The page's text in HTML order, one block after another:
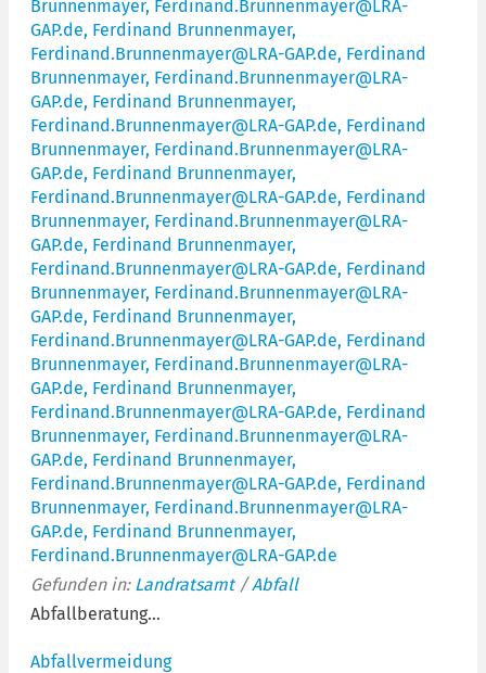
Brunnenmayer, Ferdinand.Brunnenmayer@LRA-
GAP.de, Ferdinand Brunnenmayer,
Ferdinand.Brunnenmayer@LRA-GAP.de, Ferdinand
Brunnenmayer, Ferdinand.Brunnenmayer@LRA-
GAP.de, Ferdinand Brunnenmayer,
Ferdinand.Brunnenmayer@LRA-GAP.de, Ferdinand
Brunnenmayer, Ferdinand.Brunnenmayer@LRA-
GAP.de, Ferdinand Brunnenmayer,
Ferdinand.Brunnenmayer@LRA-GAP.de, Ferdinand
Brunnenmayer, Ferdinand.Brunnenmayer@LRA-
GAP.de, Ferdinand Brunnenmayer,
Ferdinand.Brunnenmayer@LRA-GAP.de, Ferdinand
Brunnenmayer, Ferdinand.Brunnenmayer@LRA-
GAP.de, Ferdinand Brunnenmayer,
Ferdinand.Brunnenmayer@LRA-GAP.de, Ferdinand
Brunnenmayer, Ferdinand.Brunnenmayer@LRA-
GAP.de, Ferdinand Brunnenmayer,
Ferdinand.Brunnenmayer@LRA-GAP.de, Ferdinand
Brunnenmayer, Ferdinand.Brunnenmayer@LRA-
GAP.de, Ferdinand Brunnenmayer,
Ferdinand.Brunnenmayer@LRA-GAP.de, Ferdinand
Brunnenmayer, Ferdinand.Brunnenmayer@LRA-
GAP.de, Ferdinand Brunnenmayer,
Ferdinand.Brunnenmayer@LRA-GAP.de
Gefunden in: Landratsamt/Abfall
Abfallberatung...
Abfallvermeidung